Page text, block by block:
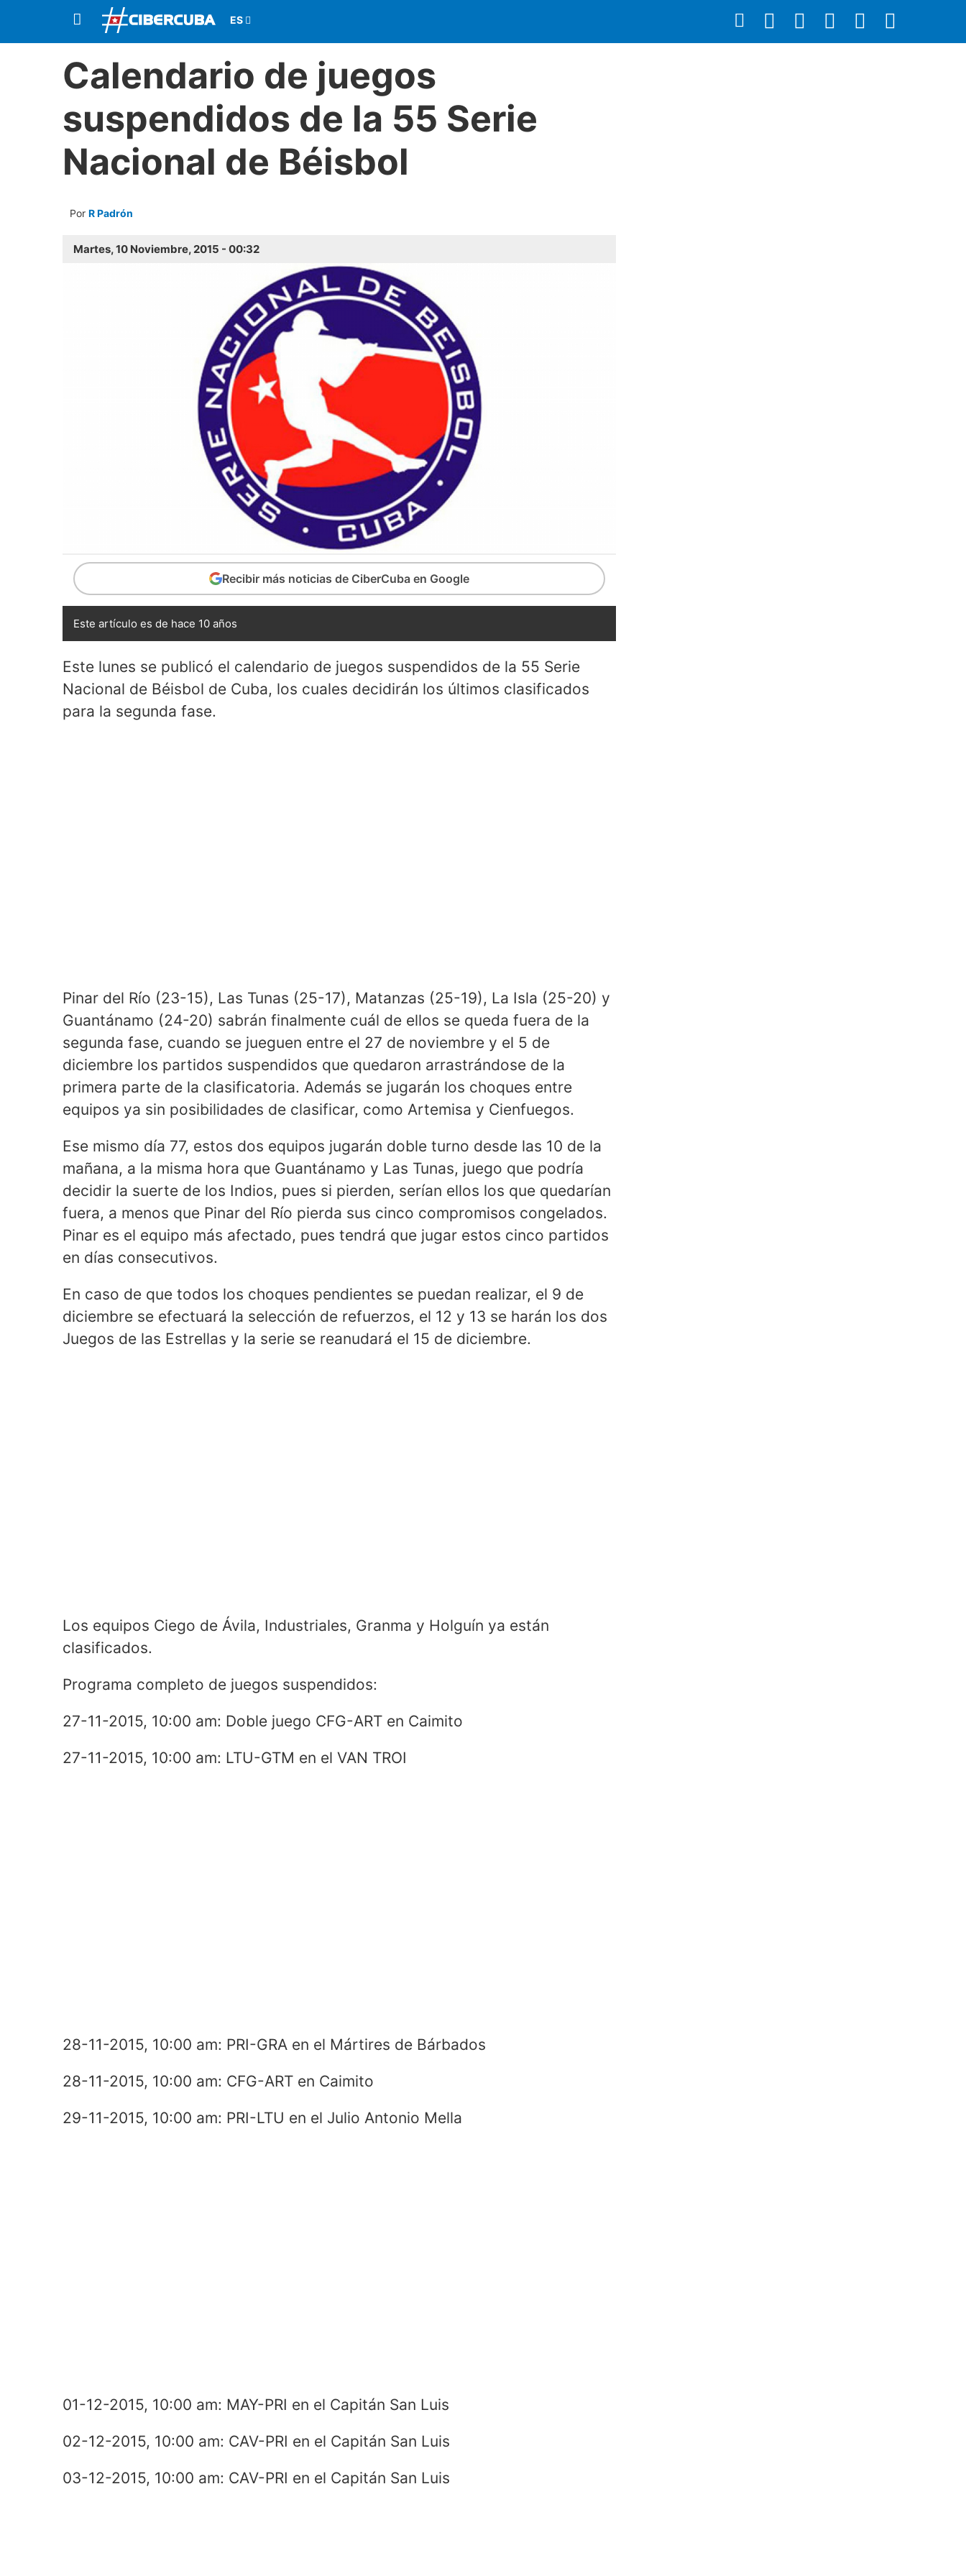
Calendario de juegos
suspendidos de la 55 Serie
Nacional de Béisbol
Por R Padrón
Martes, 10 Noviembre, 2015 - 00:32
Recibir más noticias de CiberCuba en Google
Este artículo es de hace 10 años
Este lunes se publicó el calendario de juegos suspendidos de la 55 Serie
Nacional de Béisbol de Cuba, los cuales decidirán los últimos clasificados
para la segunda fase.
Pinar del Río (23-15), Las Tunas (25-17), Matanzas (25-19), La Isla (25-20) y
Guantánamo (24-20) sabrán finalmente cuál de ellos se queda fuera de la
segunda fase, cuando se jueguen entre el 27 de noviembre y el 5 de
diciembre los partidos suspendidos que quedaron arrastrándose de la
primera parte de la clasificatoria. Además se jugarán los choques entre
equipos ya sin posibilidades de clasificar, como Artemisa y Cienfuegos.
Ese mismo día 77, estos dos equipos jugarán doble turno desde las 10 de la
mañana, a la misma hora que Guantánamo y Las Tunas, juego que podría
decidir la suerte de los Indios, pues si pierden, serían ellos los que quedarían
fuera, a menos que Pinar del Río pierda sus cinco compromisos congelados.
Pinar es el equipo más afectado, pues tendrá que jugar estos cinco partidos
en días consecutivos.
En caso de que todos los choques pendientes se puedan realizar, el 9 de
diciembre se efectuará la selección de refuerzos, el 12 y 13 se harán los dos
Juegos de las Estrellas y la serie se reanudará el 15 de diciembre.
Los equipos Ciego de Ávila, Industriales, Granma y Holguín ya están
clasificados.
Programa completo de juegos suspendidos:
27-11-2015, 10:00 am: Doble juego CFG-ART en Caimito
27-11-2015, 10:00 am: LTU-GTM en el VAN TROI
28-11-2015, 10:00 am: PRI-GRA en el Mártires de Bárbados
28-11-2015, 10:00 am: CFG-ART en Caimito
29-11-2015, 10:00 am: PRI-LTU en el Julio Antonio Mella
01-12-2015, 10:00 am: MAY-PRI en el Capitán San Luis
02-12-2015, 10:00 am: CAV-PRI en el Capitán San Luis
03-12-2015, 10:00 am: CAV-PRI en el Capitán San Luis